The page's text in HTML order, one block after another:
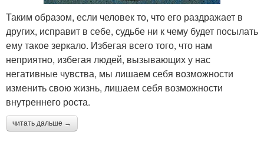
Таким образом, если человек то, что его раздражает в
других, исправит в себе, судьбе ни к чему будет посылать
ему такое зеркало. Избегая всего того, что нам
неприятно, избегая людей, вызывающих у нас
негативные чувства, мы лишаем себя возможности
изменить свою жизнь, лишаем себя возможности
внутреннего роста.
читать дальше →